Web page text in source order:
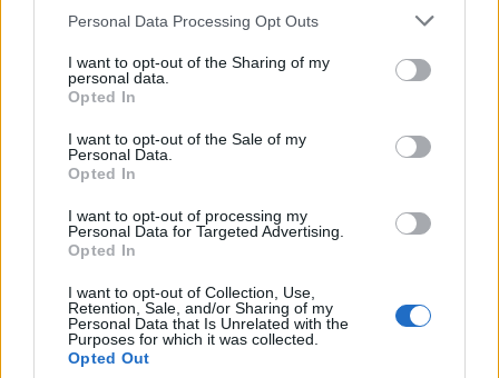
Personal Data Processing Opt Outs
I want to opt-out of the Sharing of my
personal data.
Opted In
I want to opt-out of the Sale of my
Personal Data.
Opted In
I want to opt-out of processing my
Personal Data for Targeted Advertising.
Opted In
I want to opt-out of Collection, Use,
Retention, Sale, and/or Sharing of my
Personal Data that Is Unrelated with the
Purposes for which it was collected.
Opted Out
Μεταφορική Υποστήριξη:Κάρτες μετακίνησης ΜΜΜ
Εκπτώσεις: Προνομιακές τιμές σε προϊόντα ΙΚΕΑ & άλλα
brands του Ομίλου Fourlis
συνεχή εξέλιξη
Ευκαιρίες Καριέρας:
Συμπεριληπτικό Περιβάλλον:Διεθνής, φιλική και
πολυπολιτισμική ομάδα
Δίνουν το παράδειγμακαι αναζητούν συνεχώς βελτιώσεις
και καινοτόμες λύσεις.
Υποστηρίζουντους συναδέλφους και αναλαμβάνουν